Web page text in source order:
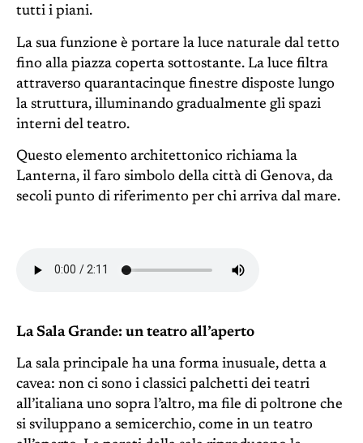
tutti i piani.
La sua funzione è portare la luce naturale dal tetto
fino alla piazza coperta sottostante. La luce filtra
attraverso quarantacinque finestre disposte lungo
la struttura, illuminando gradualmente gli spazi
interni del teatro.
Questo elemento architettonico richiama la
Lanterna, il faro simbolo della città di Genova, da
secoli punto di riferimento per chi arriva dal mare.
La Sala Grande: un teatro all’aperto
La sala principale ha una forma inusuale, detta a
cavea: non ci sono i classici palchetti dei teatri
all’italiana uno sopra l’altro, ma file di poltrone che
si sviluppano a semicerchio, come in un teatro